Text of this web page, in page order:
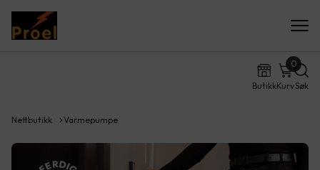
ButikkKurv
0
Søk
Nettbutikk Varmepumpe